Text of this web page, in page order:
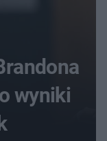
wyniki